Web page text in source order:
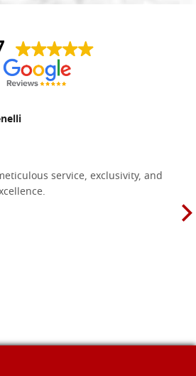
service, exclusivity, and